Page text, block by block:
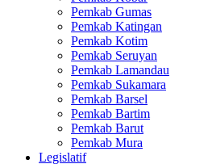
Pemkab Gumas
Pemkab Katingan
Pemkab Kotim
Pemkab Seruyan
Pemkab Lamandau
Pemkab Sukamara
Pemkab Barsel
Pemkab Bartim
Pemkab Barut
Pemkab Mura
Legislatif